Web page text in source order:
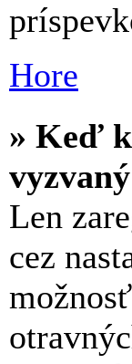
Hore
» Keď
Len
cez